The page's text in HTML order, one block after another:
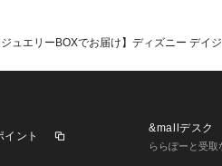
ジュエリーBOXでお届け】ディズニー デイ
ント
&mallデスク
ららぽーと受取